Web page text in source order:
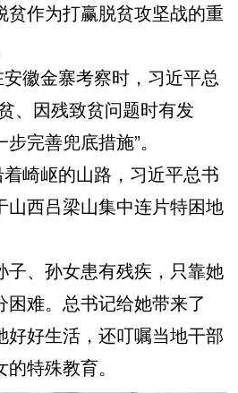
贫作为打赢脱贫攻坚战的重
徽金寨考察时，习近平总
、因残致贫问题时有发
完善兜底措施”。
崎岖的山路，习近平总书
山西吕梁山集中连片特困地
、孙女患有残疾，只靠她
难。总书记给她带来了
好好生活，还叮嘱当地干部
特殊教育。